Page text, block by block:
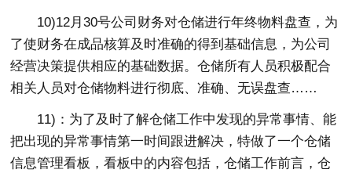
10)12月30号公司财务对仓储进行年终物料盘查，为
了使财务在成品核算及时准确的得到基础信息，为公司
经营决策提供相应的基础数据。仓储所有人员积极配合
相关人员对仓储物料进行彻底、准确、无误盘查……
11)：为了及时了解仓储工作中发现的异常事情、能
把出现的异常事情第一时间跟进解决，特做了一个仓储
信息管理看板，看板中的内容包括，仓储工作前言，仓